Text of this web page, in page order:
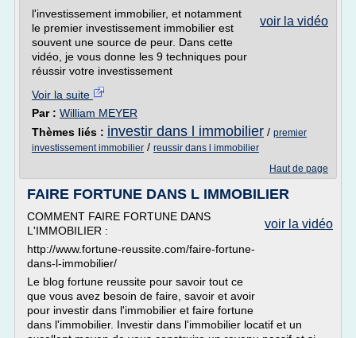
voir la vidéo
l'investissement immobilier, et notamment
le premier investissement immobilier est
souvent une source de peur. Dans cette
vidéo, je vous donne les 9 techniques pour
réussir votre investissement
Voir la suite
Par : William MEYER
Thèmes liés : investir dans l immobilier / premier
investissement immobilier / reussir dans l immobilier
Haut de page
FAIRE FORTUNE DANS L IMMOBILIER
voir la vidéo
COMMENT FAIRE FORTUNE DANS
L'IMMOBILIER :
http://www.fortune-reussite.com/faire-fortune-
dans-l-immobilier/
Le blog fortune reussite pour savoir tout ce
que vous avez besoin de faire, savoir et avoir
pour investir dans l'immobilier et faire fortune
dans l'immobilier. Investir dans l'immobilier locatif et un